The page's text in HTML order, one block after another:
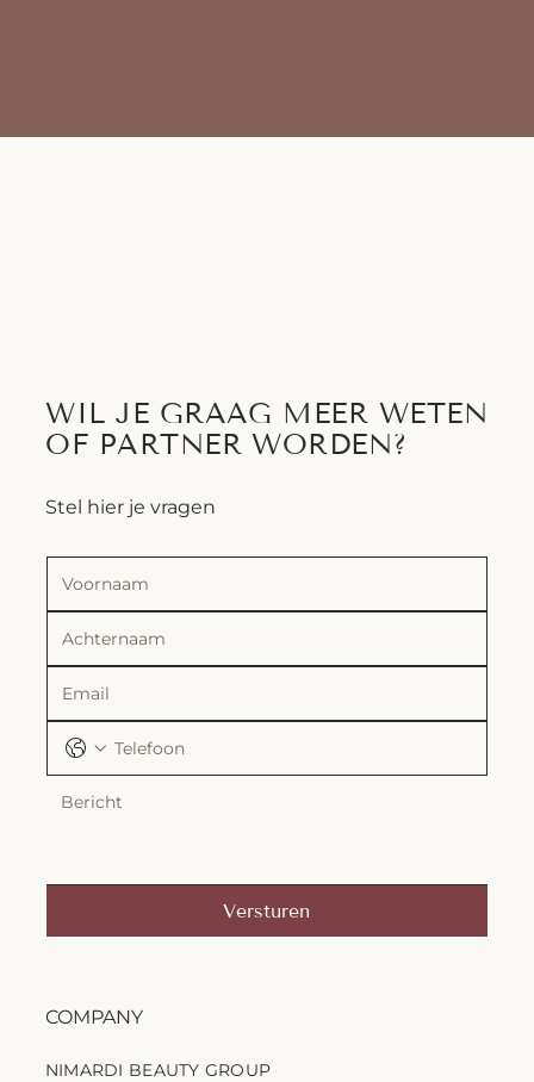
WIL JE GRAAG MEER WETEN
OF PARTNER WORDEN?
Stel hier je vragen
Versturen
COMPANY
NIMARDI BEAUTY GROUP